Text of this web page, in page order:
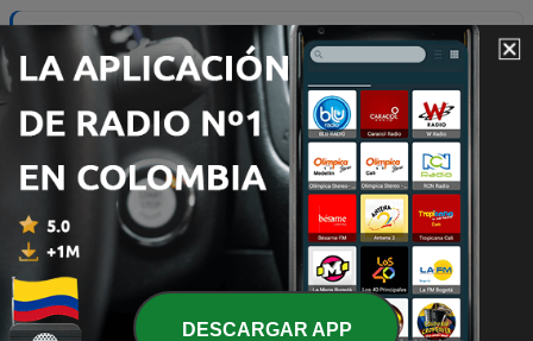
Ei & Mai
18 abr. 2025
8 - Frühlingsgefühle bei den Comedy Hirten
20 mar. 2025
7 - Hirten Quartett
13 mar. 2025
6 - Backstage im Casanova - oder der liegende Herbert
in der Transportbox
08 mar. 2025
DESCARGAR APP